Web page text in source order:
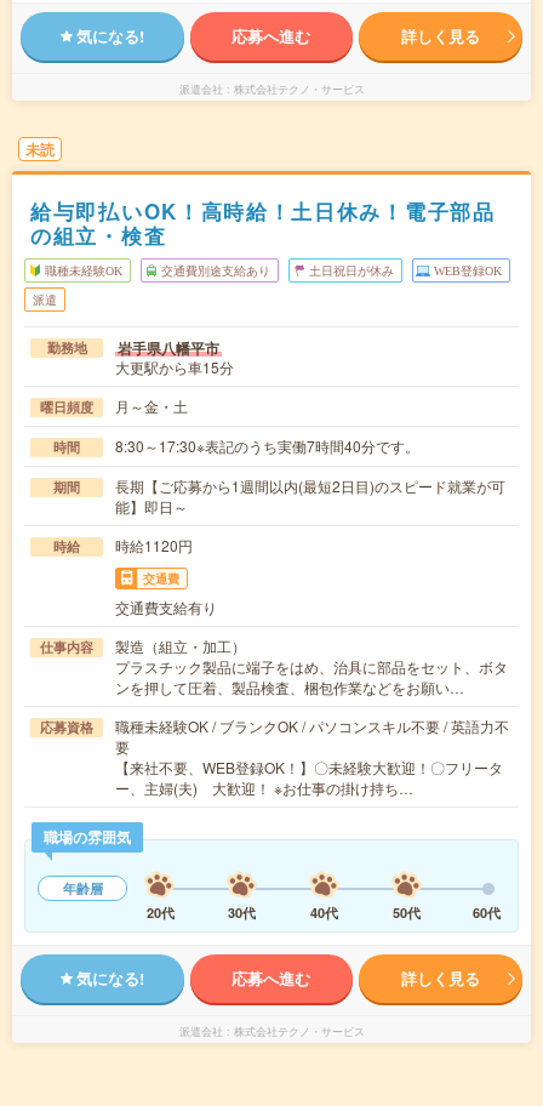
気になる! 応募へ進む 詳しく見る
派遣会社 株式会社テクノ・サービス
未読
給与即払いOK！高時給！土日休み！電子部品
の組立・検査
職種未経験OK 交通費別途支給あり 土日祝日が休み WEB登録OK
派遣
勤務地 岩手県八幡平市
大更駅から車15分
曜日頻度 月～金・土
時間 8:30～17:30※表記のうち実働7時間40分です。
期間
長期【ご応募から1週間以内(最短2日目)のスピード就業が可
能】即日～
時給 時給1120円
交通費
交通費支給有り
仕事内容
製造（組立・加工）
プラスチック製品に端子をはめ、治具に部品をセット、ボタ
ンを押して圧着、製品検査、梱包作業などをお願い…
応募資格
職種未経験OK / ブランクOK / パソコンスキル不要 / 英語力不
要
【来社不要、WEB登録OK！】〇未経験大歓迎！〇フリータ
ー、主婦(夫) 大歓迎！ ※お仕事の掛け持ち…
職場の雰囲気
年齢層
20代
30代 40代 50代 60代
気になる! 応募へ進む 詳しく見る
派遣会社 株式会社テクノ・サービス